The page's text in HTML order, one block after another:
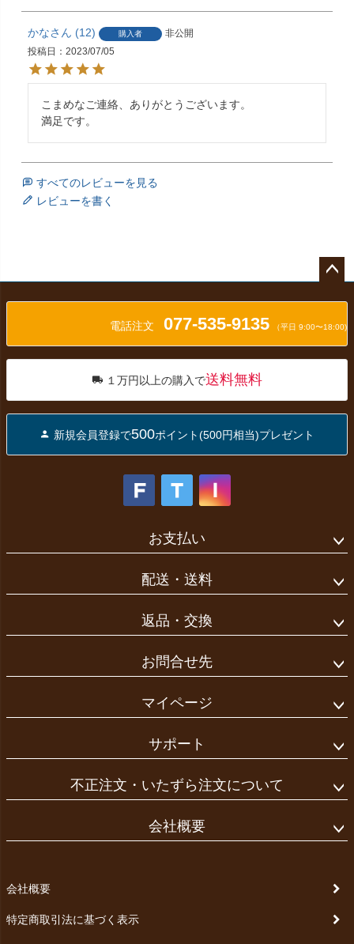
かな 12 購入者
非公開
投稿日
2023/07/05
こまめなご連絡、ありがとうございます。
満足です。
すべてのレビューを見る
レビューを書く
ップ
電話注文 077-535-9135 （平日 9:00〜18:00)
１万円以上の購入で送料無料
新規会員登録で500ポイント(500円相当)プレゼント
お支払い
配送・送料
返品・交換
お問合せ先
マイページ
サポート
不正注文・いたずら注文について
会社概要
会社概要
特定商取引法に基づく表示